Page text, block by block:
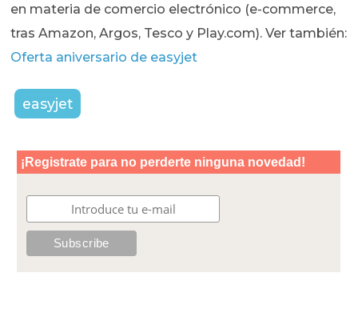
en materia de comercio electrónico (e-commerce,
tras Amazon, Argos, Tesco y Play.com). Ver también:
Oferta aniversario de easyjet
easyjet